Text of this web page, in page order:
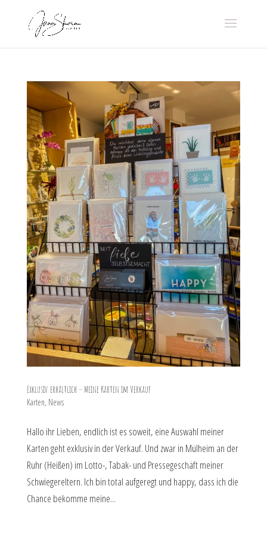
Exklusiv erhältlich – Meine Karten im Verkauf
Karten, News
Hallo ihr Lieben, endlich ist es soweit, eine Auswahl meiner
Karten geht exklusiv in der Verkauf. Und zwar in Mülheim an der
Ruhr (Heißen) im Lotto-, Tabak- und Pressegeschäft meiner
Schwiegereltern. Ich bin total aufgeregt und happy, dass ich die
Chance bekomme meine...